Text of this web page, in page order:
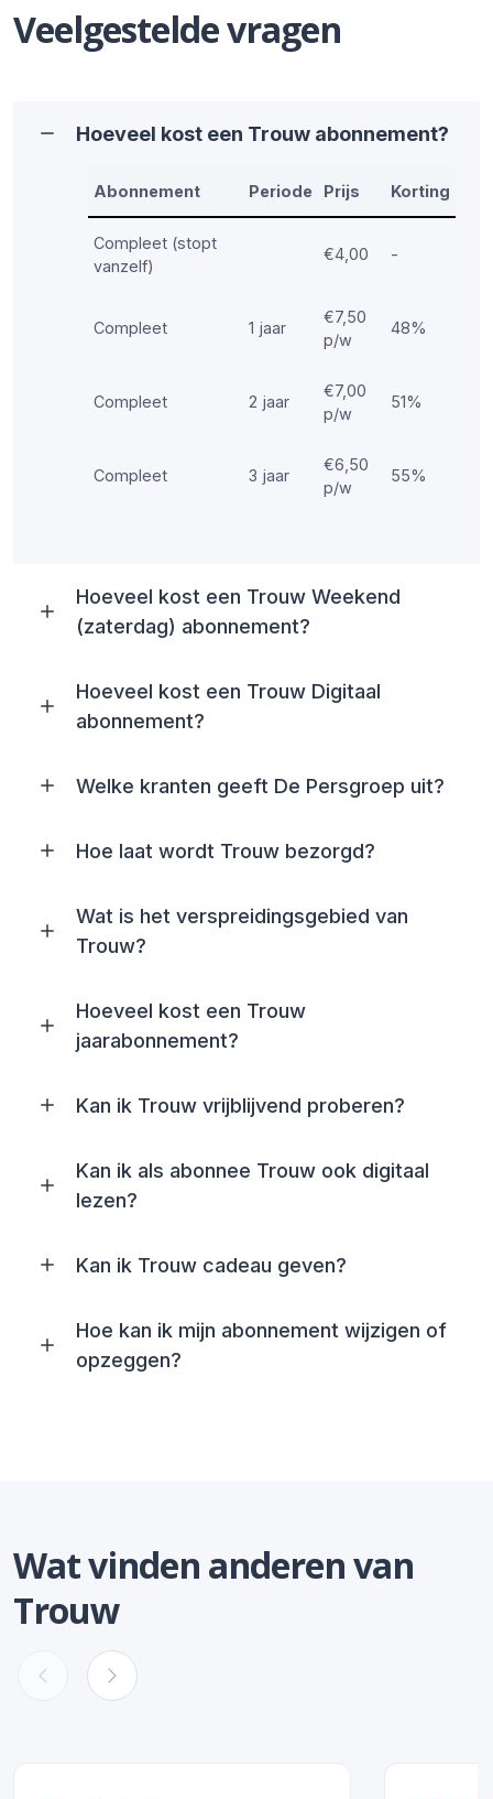
Veelgestelde vragen
Hoeveel kost een Trouw abonnement?
Abonnement Periode Prijs Korting
Compleet (stopt
vanzelf)
€4,00 -
Compleet 1 jaar
€7,50
p/w
48%
Compleet 2 jaar
€7,00
p/w
51%
Compleet 3 jaar
€6,50
p/w
55%
Hoeveel kost een Trouw Weekend
(zaterdag) abonnement?
Hoeveel kost een Trouw Digitaal
abonnement?
Welke kranten geeft De Persgroep uit?
Hoe laat wordt Trouw bezorgd?
Wat is het verspreidingsgebied van
Trouw?
Hoeveel kost een Trouw
jaarabonnement?
Kan ik Trouw vrijblijvend proberen?
Kan ik als abonnee Trouw ook digitaal
lezen?
Kan ik Trouw cadeau geven?
Hoe kan ik mijn abonnement wijzigen of
opzeggen?
Wat vinden anderen van
Trouw